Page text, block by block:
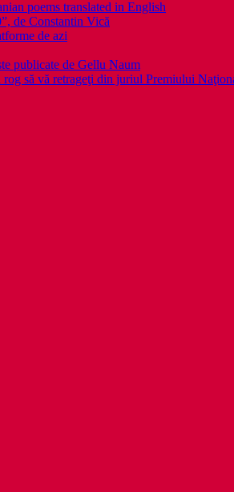
poems translated in English
de Constantin Vică
de azi
publicate de Gellu Naum
să vă retrageţi din juriul Premiului